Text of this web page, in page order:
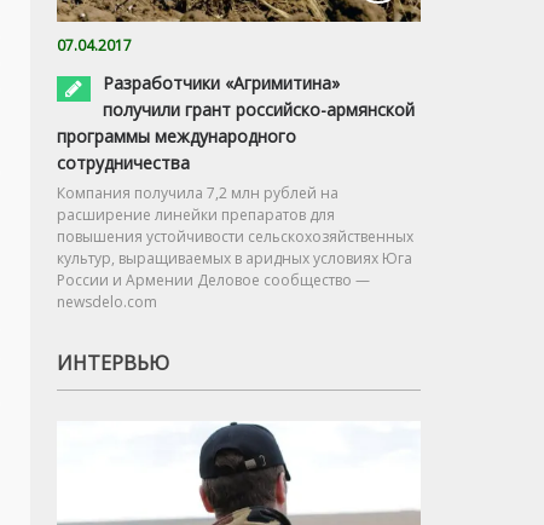
07.04.2017
Разработчики «Агримитина»
получили грант российско-армянской
программы международного
сотрудничества
Компания получила 7,2 млн рублей на
расширение линейки препаратов для
повышения устойчивости сельскохозяйственных
культур, выращиваемых в аридных условиях Юга
России и Армении Деловое сообщество —
newsdelo.com
ИНТЕРВЬЮ